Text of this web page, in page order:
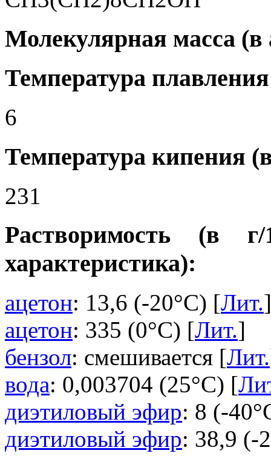
Молекулярная масса (в
Температура
6
Температура кипения
231
Растворимость (в
характеристика):
ацетон: 13,6 (-20°C) [Лит.]
ацетон: 335 (0°C) [Лит.]
бензол: смешивается [Лит.
вода: 0,003704 (25°C) [
диэтиловый эфир: 8 (-
диэтиловый эфир: 38,9 (-